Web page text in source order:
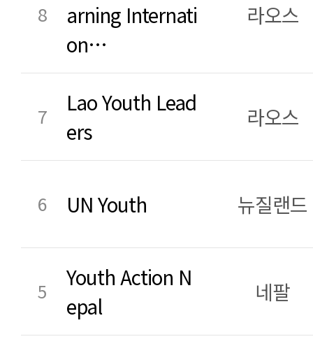
8
arning Internati
on…
라오스
7
Lao Youth Lead
ers
라오스
6 UN Youth 뉴질랜드
5
Youth Action N
epal
네팔